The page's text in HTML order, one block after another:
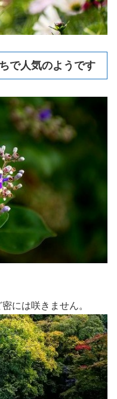
で人気のようです
には咲きません。